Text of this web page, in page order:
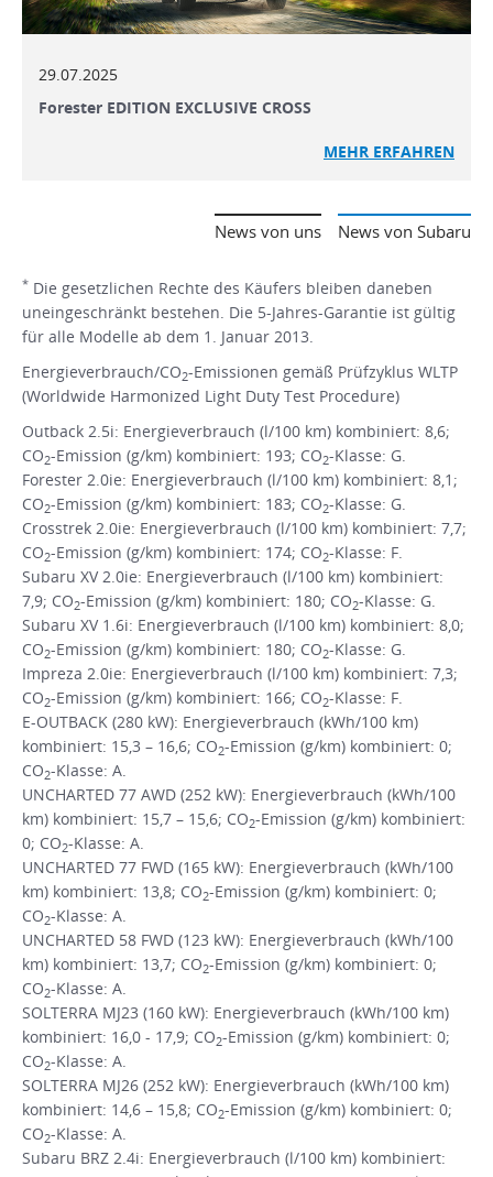
29.07.2025
Forester EDITION EXCLUSIVE CROSS
MEHR ERFAHREN
News von Subaru
News von uns
* Die gesetzlichen Rechte des Käufers bleiben daneben
uneingeschränkt bestehen. Die 5-Jahres-Garantie ist gültig
für alle Modelle ab dem 1. Januar 2013.
Energieverbrauch/CO2-Emissionen gemäß Prüfzyklus WLTP
(Worldwide Harmonized Light Duty Test Procedure)
Outback 2.5i: Energieverbrauch (l/100 km) kombiniert: 8,6;
CO2-Emission (g/km) kombiniert: 193; CO2-Klasse: G.
Forester 2.0ie: Energieverbrauch (l/100 km) kombiniert: 8,1;
CO2-Emission (g/km) kombiniert: 183; CO2-Klasse: G.
Crosstrek 2.0ie: Energieverbrauch (l/100 km) kombiniert: 7,7;
CO2-Emission (g/km) kombiniert: 174; CO2-Klasse: F.
Subaru XV 2.0ie: Energieverbrauch (l/100 km) kombiniert:
7,9; CO2-Emission (g/km) kombiniert: 180; CO2-Klasse: G.
Subaru XV 1.6i: Energieverbrauch (l/100 km) kombiniert: 8,0;
CO2-Emission (g/km) kombiniert: 180; CO2-Klasse: G.
Impreza 2.0ie: Energieverbrauch (l/100 km) kombiniert: 7,3;
CO2-Emission (g/km) kombiniert: 166; CO2-Klasse: F.
E-OUTBACK (280 kW): Energieverbrauch (kWh/100 km)
kombiniert: 15,3 – 16,6; CO2-Emission (g/km) kombiniert: 0;
CO2-Klasse: A.
UNCHARTED 77 AWD (252 kW): Energieverbrauch (kWh/100
km) kombiniert: 15,7 – 15,6; CO2-Emission (g/km) kombiniert:
0; CO2-Klasse: A.
UNCHARTED 77 FWD (165 kW): Energieverbrauch (kWh/100
km) kombiniert: 13,8; CO2-Emission (g/km) kombiniert: 0;
CO2-Klasse: A.
UNCHARTED 58 FWD (123 kW): Energieverbrauch (kWh/100
km) kombiniert: 13,7; CO2-Emission (g/km) kombiniert: 0;
CO2-Klasse: A.
SOLTERRA MJ23 (160 kW): Energieverbrauch (kWh/100 km)
kombiniert: 16,0 - 17,9; CO2-Emission (g/km) kombiniert: 0;
CO2-Klasse: A.
SOLTERRA MJ26 (252 kW): Energieverbrauch (kWh/100 km)
kombiniert: 14,6 – 15,8; CO2-Emission (g/km) kombiniert: 0;
CO2-Klasse: A.
Subaru BRZ 2.4i: Energieverbrauch (l/100 km) kombiniert: